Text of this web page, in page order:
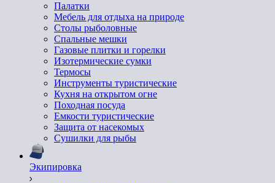
Палатки
Мебель для отдыха на природе
Столы рыболовные
Спальные мешки
Газовые плитки и горелки
Изотермические сумки
Термосы
Инструменты туристические
Кухня на открытом огне
Походная посуда
Емкости туристические
Защита от насекомых
Сушилки для рыбы
Экипировка